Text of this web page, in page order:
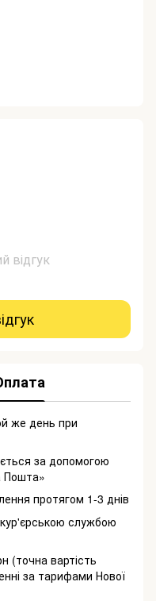
відгук
же день при
за допомогою
Пошта»
протягом 1-3 днів
службою
(точна вартість
за тарифами Нової